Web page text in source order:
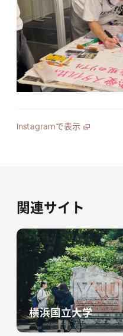
留学生支援・交流
東京外国語大学 オンライン
で学ぶ人のための日本語準
2024年度秋学期の経済支援
国際教育プログラム
【9月4日、5日開催】YNU
(YOKOHAMA-SXIP
Instagramで表示
関連サイト
横浜国立大学